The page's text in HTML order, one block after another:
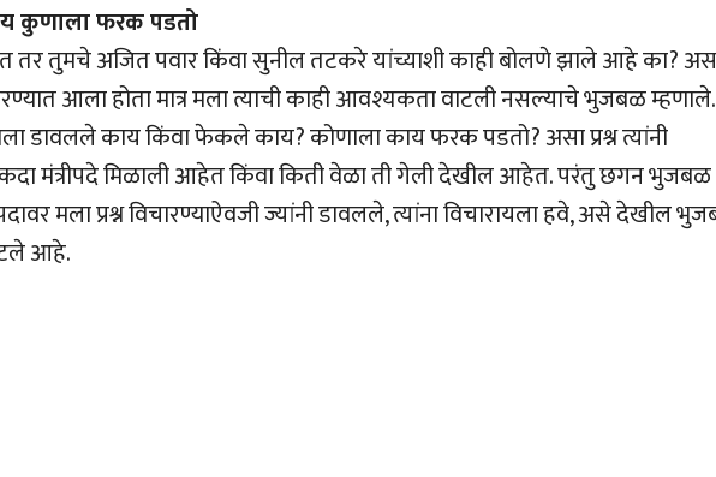
कुणाला फरक पडतो
तुमचे अजित पवार किंवा सुनील तटकरे यांच्याशी काही बोलणे झाले आहे का?
आला होता मात्र मला त्याची काही आवश्यकता वाटली नसल्याचे भुजबळ
डावलले काय किंवा फेकले काय? कोणाला काय फरक पडतो? असा प्रश्न त्यांनी
मंत्रीपदे मिळाली आहेत किंवा किती वेळा ती गेली देखील आहेत. परंतु छगन भुजबळ
मला प्रश्न विचारण्याऐवजी ज्यांनी डावलले, त्यांना विचारायला हवे, असे देखील
आहे.